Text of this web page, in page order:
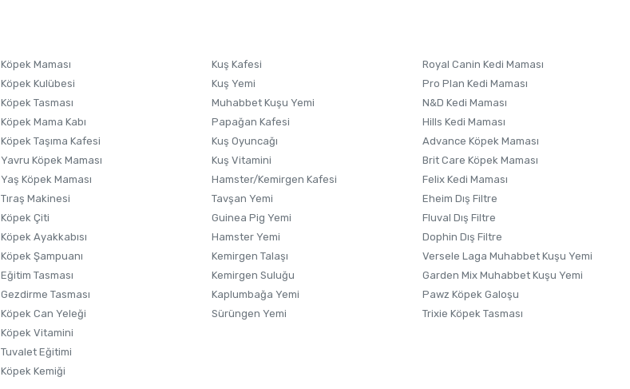
Ürünü Satın Al ve Yorumla
Gönder
Köpek Maması
Köpek Kulübesi
Köpek Tasması
Köpek Mama Kabı
Köpek Taşıma Kafesi
Yavru Köpek Maması
Yaş Köpek Maması
Tıraş Makinesi
Köpek Çiti
Köpek Ayakkabısı
Köpek Şampuanı
Eğitim Tasması
Gezdirme Tasması
Köpek Can Yeleği
Köpek Vitamini
Tuvalet Eğitimi
Köpek Kemiği
Kuş Kafesi
Kuş Yemi
Muhabbet Kuşu Yemi
Papağan Kafesi
Kuş Oyuncağı
Kuş Vitamini
Hamster/Kemirgen Kafesi
Tavşan Yemi
Guinea Pig Yemi
Hamster Yemi
Kemirgen Talaşı
Kemirgen Suluğu
Kaplumbağa Yemi
Sürüngen Yemi
Royal Canin Kedi Maması
Pro Plan Kedi Maması
N&D Kedi Maması
Hills Kedi Maması
Advance Köpek Maması
Brit Care Köpek Maması
Felix Kedi Maması
Eheim Dış Filtre
Fluval Dış Filtre
Dophin Dış Filtre
Versele Laga Muhabbet Kuşu Yemi
Garden Mix Muhabbet Kuşu Yemi
Pawz Köpek Galoşu
Trixie Köpek Tasması